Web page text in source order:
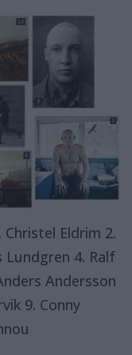
Eldrim 2.
Lundgren 4. Ralf
Andersson
9. Conny